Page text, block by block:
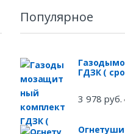
Популярное
ГДЗК (
3 978 руб.